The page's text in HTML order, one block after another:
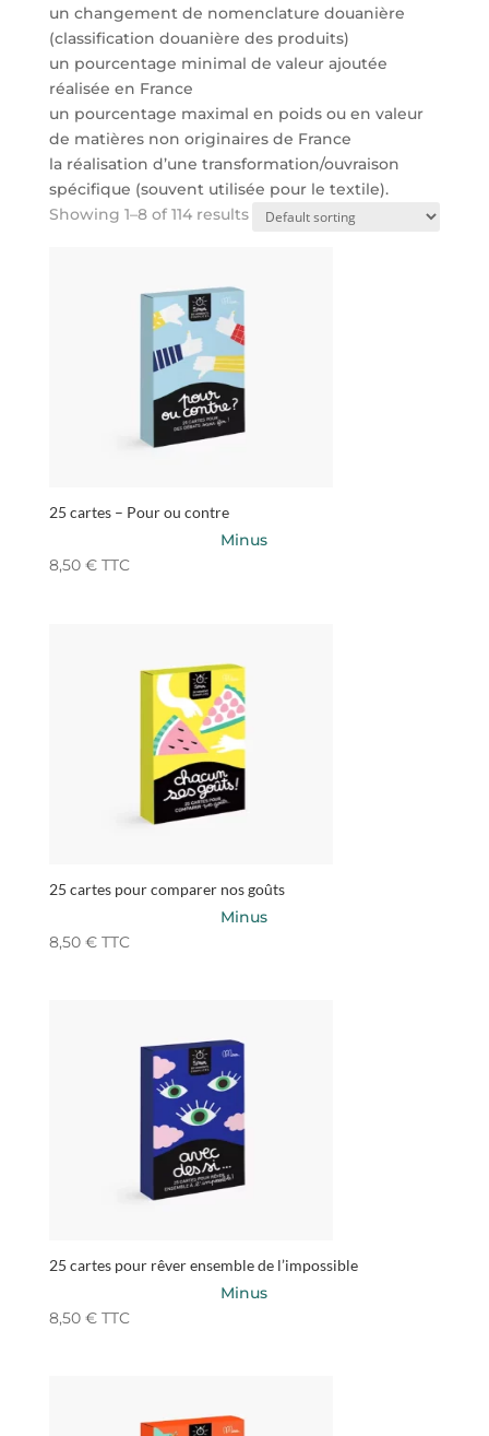
un changement de nomenclature douanière
(classification douanière des produits)
un pourcentage minimal de valeur ajoutée
réalisée en France
un pourcentage maximal en poids ou en valeur
de matières non originaires de France
la réalisation d’une transformation/ouvraison
spécifique (souvent utilisée pour le textile).
Showing 1–8 of 114 results
25 cartes – Pour ou contre
Minus
8,50 € TTC
25 cartes pour comparer nos goûts
Minus
8,50 € TTC
25 cartes pour rêver ensemble de l’impossible
Minus
8,50 € TTC